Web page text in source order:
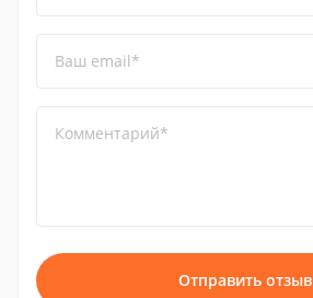
Ваш email*
Комментарий*
Отправить отзыв